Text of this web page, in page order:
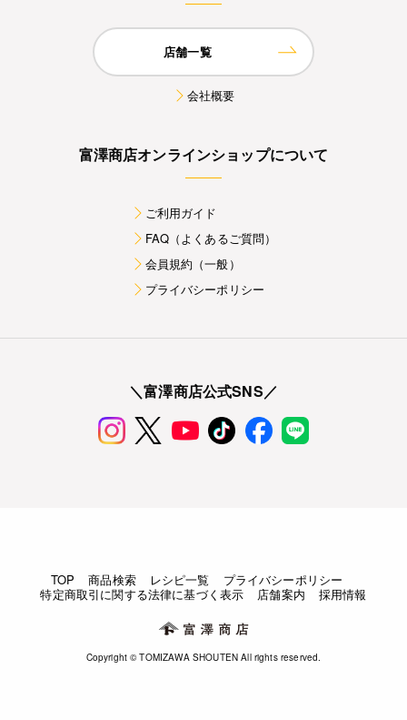
店舗一覧
会社概要
富澤商店オンラインショップについて
ご利用ガイド
FAQ（よくあるご質問）
会員規約（一般）
プライバシーポリシー
＼富澤商店公式SNS／
TOP 商品検索 レシピ一覧
プライバシーポリシー
特定商取引に関する法律に基づく表示
店舗案内 採用情報
Copyright © TOMIZAWA SHOUTEN All rights reserved.